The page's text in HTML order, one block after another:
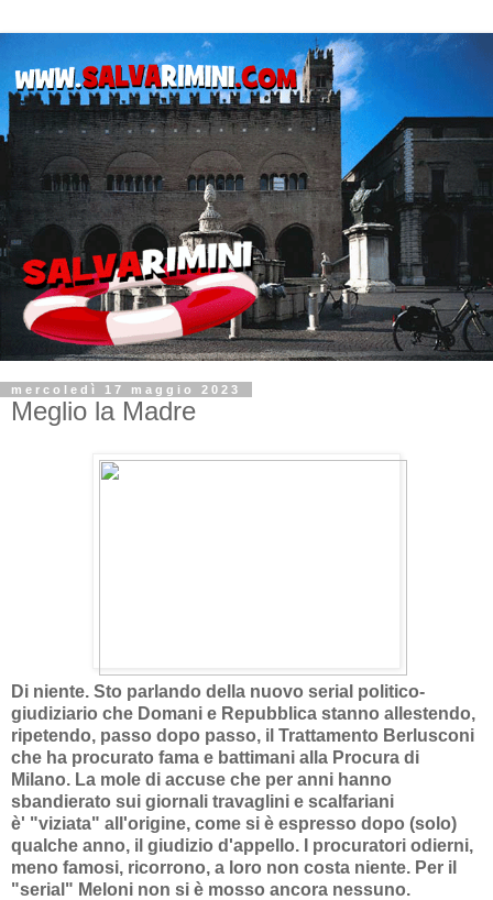
mercoledì 17 maggio 2023
Meglio la Madre
Di niente. Sto parlando della nuovo serial politico-
giudiziario che Domani e Repubblica stanno allestendo,
ripetendo, passo dopo passo, il Trattamento Berlusconi
che ha procurato fama e battimani alla Procura di
Milano. La mole di accuse che per anni hanno
sbandierato sui giornali travaglini e scalfariani
è' "viziata" all'origine, come si è espresso dopo (solo)
qualche anno, il giudizio d'appello. I procuratori odierni,
meno famosi, ricorrono, a loro non costa niente. Per il
"serial" Meloni non si è mosso ancora nessuno.